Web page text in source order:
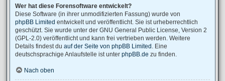
Wer hat diese Forensoftware entwickelt?
Diese Software (in ihrer unmodifizierten Fassung) wurde von
phpBB Limited entwickelt und veröffentlicht. Sie ist urheberrechtlich
geschützt. Sie wurde unter der GNU General Public License, Version 2
(GPL-2.0) veröffentlicht und kann frei vertrieben werden. Weitere
Details findest du auf der Seite von phpBB Limited . Eine
deutschsprachige Anlaufstelle ist unter phpBB.de zu finden.
Nach oben